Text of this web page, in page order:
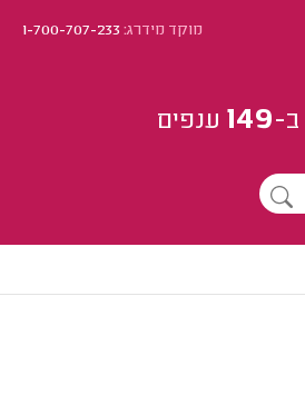
מוקד מידרג:1-700-707-233
ב-149 ענפים